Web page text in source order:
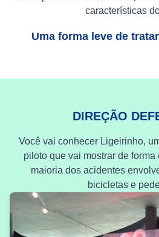
características
Uma forma leve de
DIREÇÃO
Você vai conhecer Ligeirinho,
piloto que vai mostrar de
maioria dos acidentes
bicicletas e